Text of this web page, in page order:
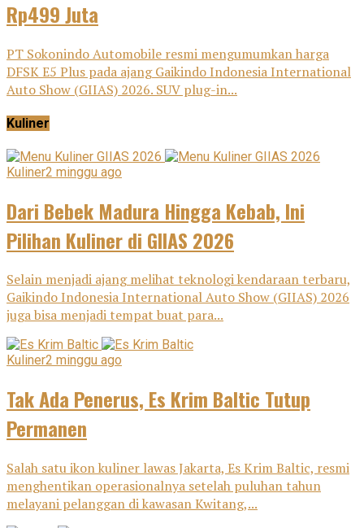
Rp499 Juta
PT Sokonindo Automobile resmi mengumumkan harga
DFSK E5 Plus pada ajang Gaikindo Indonesia International
Auto Show (GIIAS) 2026. SUV plug-in...
Kuliner
Kuliner2 minggu ago
Dari Bebek Madura Hingga Kebab, Ini
Pilihan Kuliner di GIIAS 2026
Selain menjadi ajang melihat teknologi kendaraan terbaru,
Gaikindo Indonesia International Auto Show (GIIAS) 2026
juga bisa menjadi tempat buat para...
Kuliner2 minggu ago
Tak Ada Penerus, Es Krim Baltic Tutup
Permanen
Salah satu ikon kuliner lawas Jakarta, Es Krim Baltic, resmi
menghentikan operasionalnya setelah puluhan tahun
melayani pelanggan di kawasan Kwitang,...